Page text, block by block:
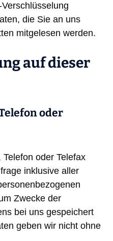
die Sie an uns
mitgelesen werden.
auf dieser
oder
oder Telefax
inklusive aller
Zwecke der
bei uns gespeichert
geben wir nicht ohne